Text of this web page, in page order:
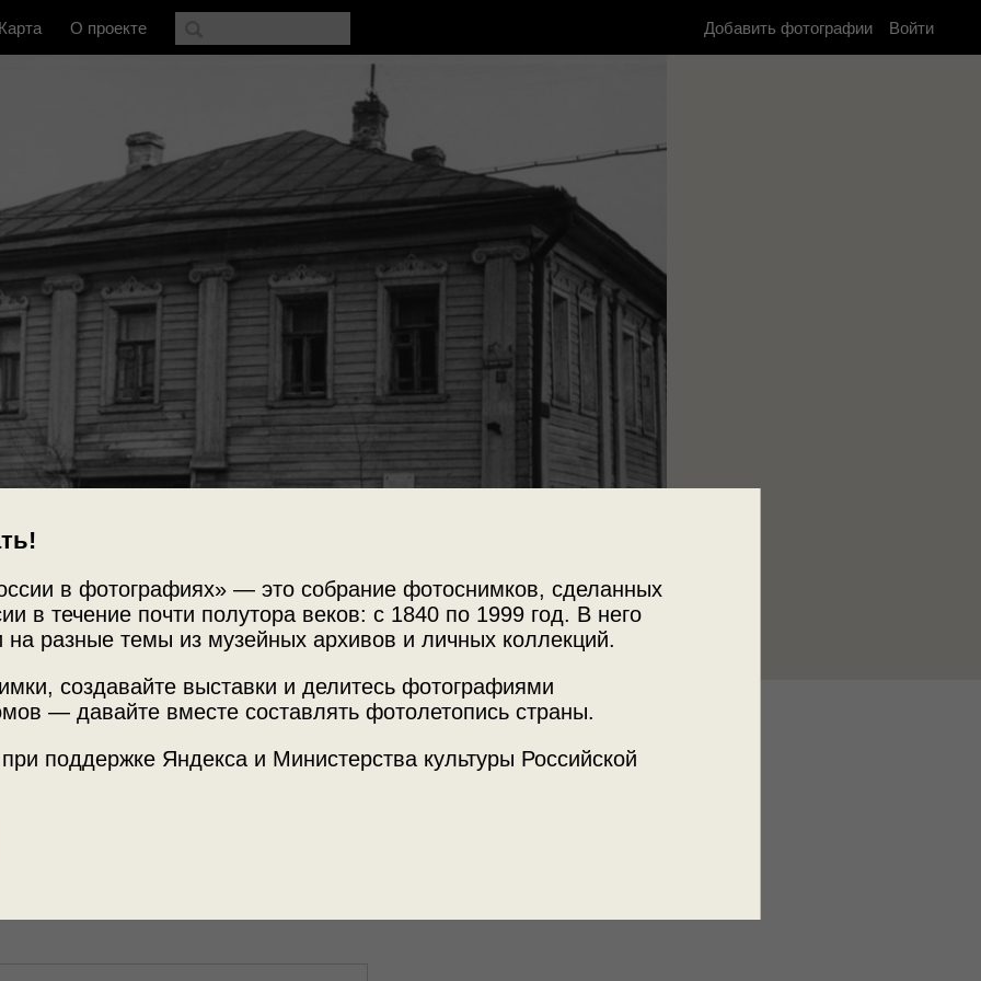
в фотографиях» — это собрание фотоснимков, сделанных
в течение почти полутора веков: с 1840 по 1999 год. В него
на разные темы из музейных архивов и личных коллекций.
создавайте выставки и делитесь фотографиями
— давайте вместе составлять фотолетопись страны.
поддержке Яндекса и Министерства культуры Российской
Карта О проекте Добавить фотографии Войти
Череповецкое музейное объединение
улице